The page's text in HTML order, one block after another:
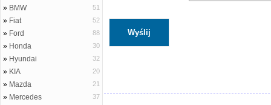
» BMW 51
» Fiat 52
» Ford 88
» Honda 30
» Hyundai 32
» KIA 20
» Mazda 21
» Mercedes 37